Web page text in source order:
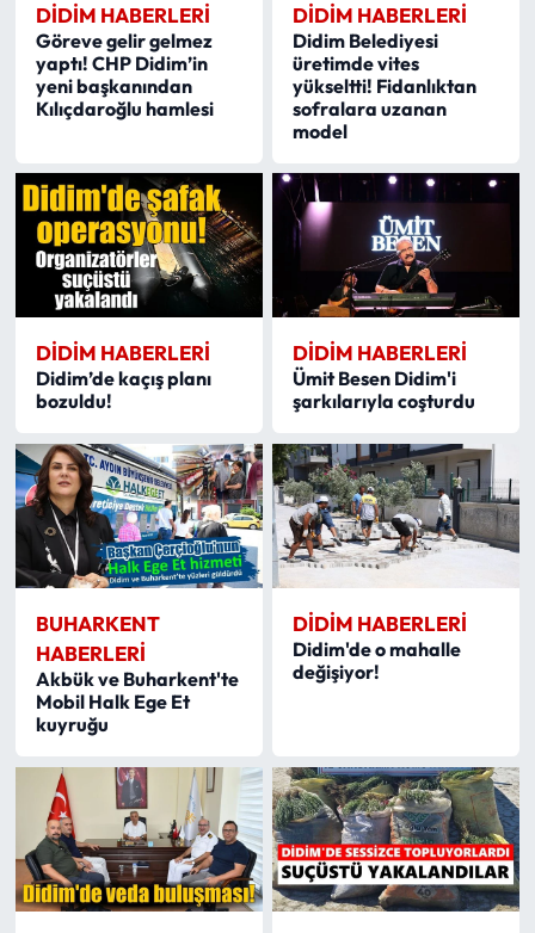
DIDIM HABERLERI
Göreve gelir gelmez
yaptı! CHP Didim’in
yeni başkanından
Kılıçdaroğlu hamlesi
DIDIM HABERLERI
Didim Belediyesi
üretimde vites
yükseltti! Fidanlıktan
sofralara uzanan
model
DIDIM HABERLERI
Didim’de kaçış planı
bozuldu!
DIDIM HABERLERI
Ümit Besen Didim'i
şarkılarıyla coşturdu
BUHARKENT
HABERLERI
Akbük ve Buharkent'te
Mobil Halk Ege Et
kuyruğu
DIDIM HABERLERI
Didim'de o mahalle
değişiyor!